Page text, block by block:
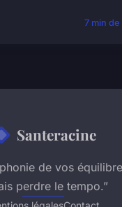
7 min
Santeracine
de vos
perdre le tempo.”